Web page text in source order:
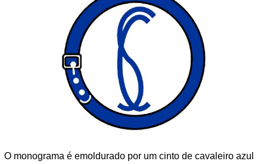
O monograma é emoldurado por um cinto de cavaleiro azul